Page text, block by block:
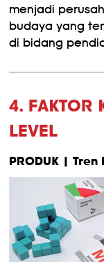
menjadi
budaya yang
di bidang
4. FAKTOR
LEVEL
PRODUK |